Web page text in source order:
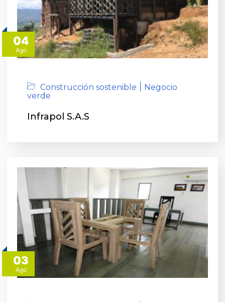
04
Ago
Construcción sostenible
Negocio
verde
Infrapol S.A.S
03
Ago